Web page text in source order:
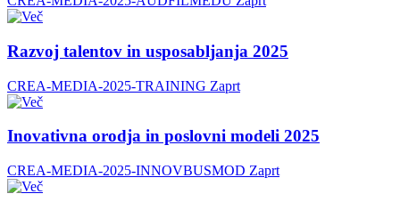
Razvoj talentov in usposabljanja 2025
CREA-MEDIA-2025-TRAINING Zaprt
Inovativna orodja in poslovni modeli 2025
CREA-MEDIA-2025-INNOVBUSMOD Zaprt